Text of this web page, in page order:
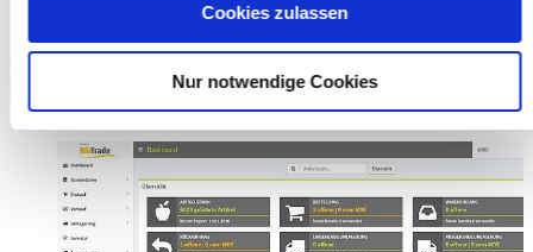
Cookies zulassen
Nur notwendige Cookies
Hier sehen Sie einige Screenshots der Anwendung. Sie können die
Bilder mit einen Klick vergrößern.